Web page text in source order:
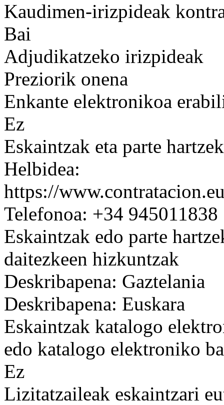
Kaudimen-irizpideak
Bai
Adjudikatzeko irizpideak
Preziorik onena
Enkante elektronikoa
Ez
Eskaintzak eta parte
Helbidea:
https://
Telefonoa: +34 945011838
Eskaintzak edo parte
daitezkeen hizkuntzak
Deskribapena: Gaztelania
Deskribapena: Euskara
Eskaintzak katalogo
edo katalogo elektroniko
Ez
Lizitatzaileak eskaintzari